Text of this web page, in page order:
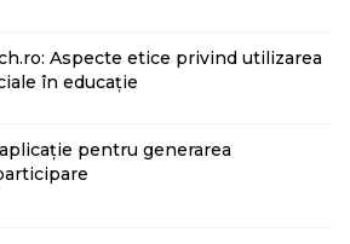
Aspecte etice privind utilizarea
în educație
pentru generarea